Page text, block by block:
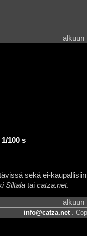
alkuun
1/100 s
sekä ei-
Siltalatai catza.net.
alkuun
info@catza.net.